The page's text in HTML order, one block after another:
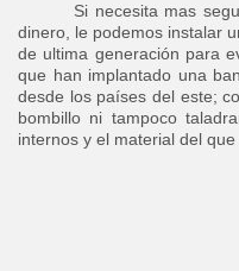
Si necesita mas
dinero, le podemos instalar
de ultima generación para
que han implantado una
desde los países del este;
bombillo ni tampoco
internos y el material del